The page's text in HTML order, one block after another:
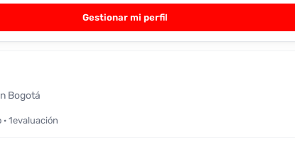
Gestionar mi perfil
Bogotá
1evaluación